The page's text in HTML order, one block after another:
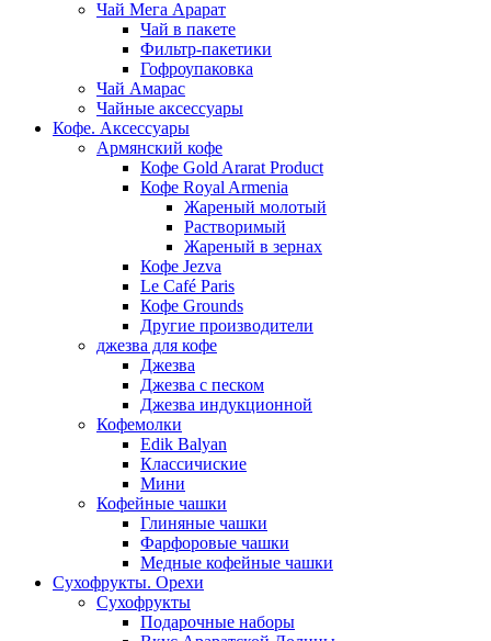
Чай Мега Арарат
Чай в пакете
Фильтр-пакетики
Гофроупаковка
Чай Амарас
Чайные аксессуары
Кофе. Аксессуары
Армянский кофе
Кофе Gold Ararat Product
Кофе Royal Armenia
Жареный молотый
Растворимый
Жареный в зернах
Кофе Jezva
Le Café Paris
Кофе Grounds
Другие производители
джезва для кофе
Джезва
Джезва с песком
Джезва индукционной
Кофемолки
Edik Balyan
Классичиские
Мини
Кофейные чашки
Глиняные чашки
Фарфоровые чашки
Медные кофейные чашки
Сухофрукты. Орехи
Сухофрукты
Подарочные наборы